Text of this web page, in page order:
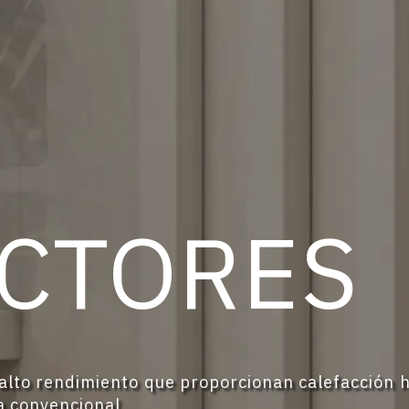
rendimiento que proporcionan calefacción